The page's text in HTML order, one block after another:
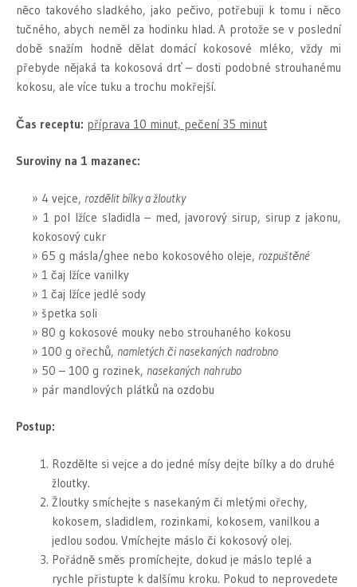
něco takového sladkého, jako pečivo, potřebuji k tomu i něco
tučného, abych neměl za hodinku hlad. A protože se v poslední
době snažím hodně dělat domácí kokosové mléko, vždy mi
přebyde nějaká ta kokosová drť – dosti podobné strouhanému
kokosu, ale více tuku a trochu mokřejší.
Čas receptu: příprava 10 minut, pečení 35 minut
Suroviny na 1 mazanec:
4 vejce, rozdělit bílky a žloutky
1 pol lžíce sladidla – med, javorový sirup, sirup z jakonu,
kokosový cukr
65 g másla/ghee nebo kokosového oleje, rozpuštěné
1 čaj lžíce vanilky
1 čaj lžíce jedlé sody
špetka soli
80 g kokosové mouky nebo strouhaného kokosu
100 g ořechů, namletých či nasekaných nadrobno
50 – 100 g rozinek, nasekaných nahrubo
pár mandlových plátků na ozdobu
Postup:
Rozdělte si vejce a do jedné mísy dejte bílky a do druhé
žloutky.
Žloutky smíchejte s nasekaným či mletými ořechy,
kokosem, sladidlem, rozinkami, kokosem, vanilkou a
jedlou sodou. Vmíchejte máslo či kokosový olej.
Pořádně směs promíchejte, dokud je máslo teplé a
rychle přistupte k dalšímu kroku. Pokud to neprovedete